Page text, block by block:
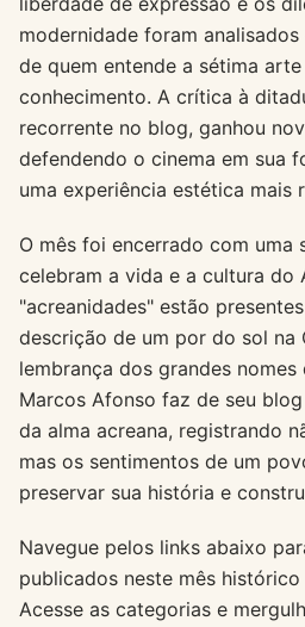
modernidade foram
de quem entende a sétima
conhecimento. A crítica à
recorrente no blog, ganhou
defendendo o cinema em sua
uma experiência estética mais
O mês foi encerrado com uma
celebram a vida e a cultura do
"acreanidades" estão
descrição de um por do sol na
lembrança dos grandes
Marcos Afonso faz de seu
da alma acreana, registrando
mas os sentimentos de um
preservar sua história e
Navegue pelos links abaixo
publicados neste mês
Acesse as categorias e